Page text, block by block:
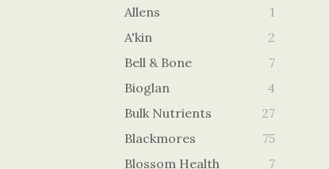
Allens
1
A'kin
2
Bell & Bone
7
Bioglan
4
Bulk Nutrients
27
Blackmores
75
Blossom Health
7